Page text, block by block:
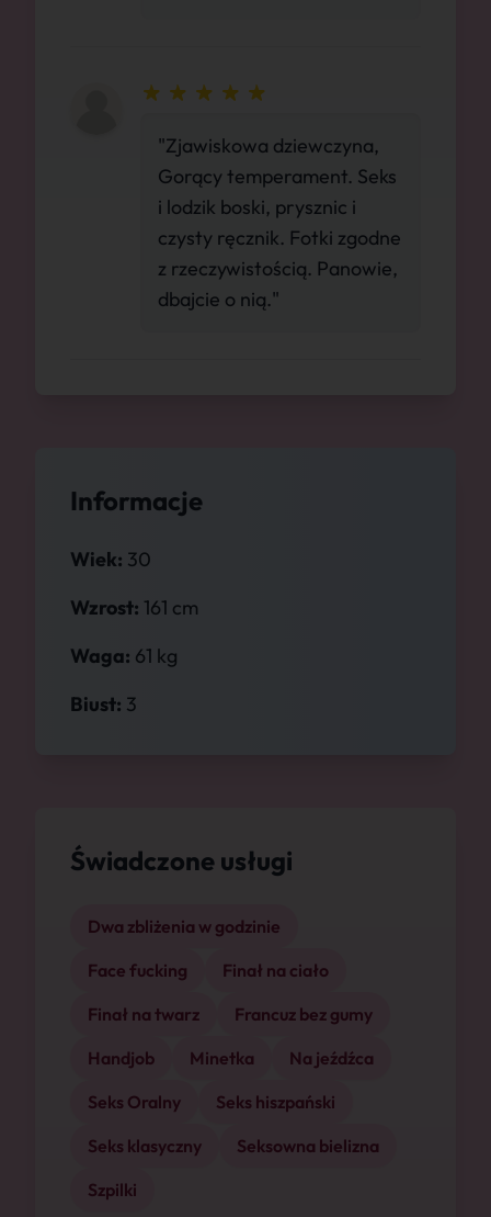
Informacje
Wiek: 30
Wzrost: 161 cm
Waga: 61 kg
Biust: 3
Świadczone usługi
Dwa zbliżenia w godzinie
Face fucking
Finał na ciało
Finał na twarz
Francuz bez gumy
Handjob
Minetka
Na jeźdźca
Seks Oralny
Seks hiszpański
Seks klasyczny
Seksowna bielizna
Szpilki
"Zjawiskowa dziewczyna,
Gorący temperament. Seks
i lodzik boski, prysznic i
czysty ręcznik. Fotki zgodne
z rzeczywistością. Panowie,
dbajcie o nią."